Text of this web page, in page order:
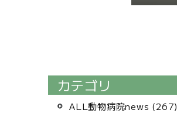
カテゴリ
ALL動物病院news (267)